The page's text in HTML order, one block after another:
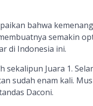
bahwa
semakin
di Indonesia ini.
Juara 1.
sudah enam kali.
Daconi.